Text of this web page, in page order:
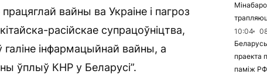
вайны ва Украіне і пагроз
расійскае супрацоўніцтва,
інфармацыйнай вайны, а
ўплыў КНР у Беларусі”.
10:04
праекта
паміж РФ